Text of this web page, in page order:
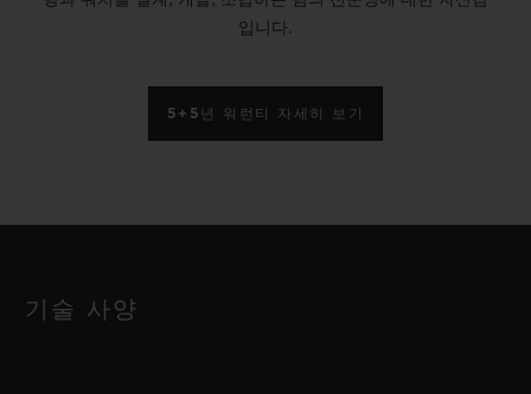
입니다.
5+5년 워런티 자세히 보기
기술 사양